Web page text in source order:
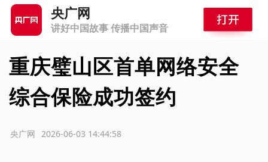
央广网
讲好中国故事 传播中国声音
重庆璧山区首单网络安全
综合保险成功签约
2026-06-03 14:44:58
央广网